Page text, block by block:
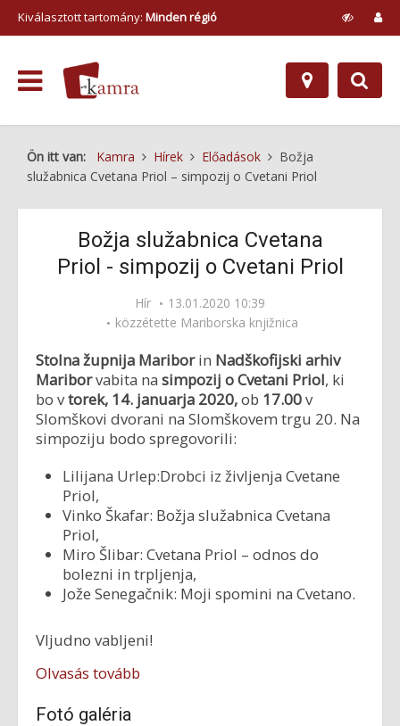
Kiválasztott tartomány: Minden régió
Ön itt van: Kamra Hírek Előadások
Božja
služabnica Cvetana Priol – simpozij o Cvetani Priol
Božja služabnica Cvetana
Priol - simpozij o Cvetani Priol
Hír
13.01.2020 10:39
közzétette Mariborska knjižnica
Stolna župnija Mariborin Nadškofijski arhiv
Mariborvabita na simpozij oCvetani Priol, ki
bo vtorek, 14. januarja 2020,ob 17.00v
Slomškovi dvorani na Slomškovem trgu 20. Na
simpoziju bodo spregovorili:
Lilijana Urlep:Drobci iz življenja Cvetane
Priol,
Vinko Škafar: Božja služabnica Cvetana
Priol,
Miro Šlibar: Cvetana Priol – odnos do
bolezni in trpljenja,
Jože Senegačnik: Moji spomini na Cvetano.
Vljudno vabljeni!
Olvasás tovább
Fotó galéria